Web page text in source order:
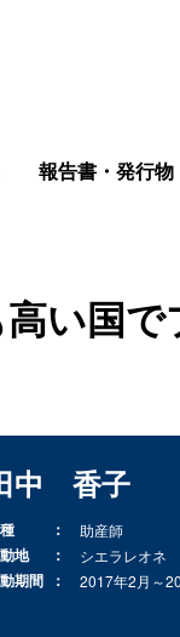
報告書・発行物
高い国
中 香子
助産師
地 シエラレオネ
期間 2017年2月～